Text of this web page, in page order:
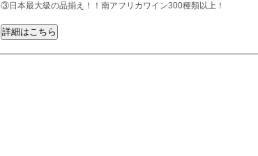
③日本最大級の品揃え！！南アフリカワイン300種類以上！